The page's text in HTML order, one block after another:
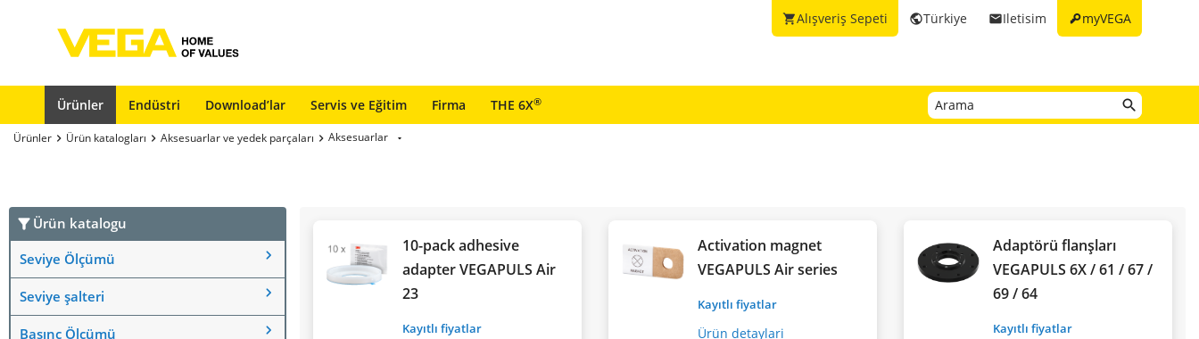
keymyVEGA
emailIletisim
publicTürkiye
shopping_cartAlışveriş Sepeti
Ürünler Endüstri Download’lar Servis ve Eğitim Firma THE 6X®
Ürünler Ürün katalogları Aksesuarlar ve yedek parçaları Aksesuarlar
Ürün katalogu
Seviye Ölçümü
Seviye şalteri
Basınç Ölçümü
10-pack adhesive
adapter VEGAPULS Air
23
Kayıtlı fiyatlar
Activation magnet
VEGAPULS Air series
Kayıtlı fiyatlar
Ürün detaylari
Adaptörü flanşları
VEGAPULS 6X / 61 / 67 /
69 / 64
Kayıtlı fiyatlar